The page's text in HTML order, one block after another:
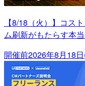
【8/18（火）】コス
ム刷新がもたらす本
開催前2026年8月18